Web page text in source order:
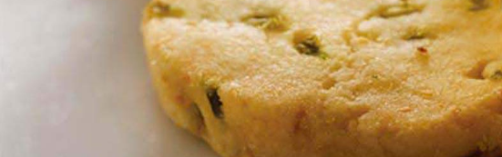
Crème Fouettée Desserts
Boissons
Biscuits